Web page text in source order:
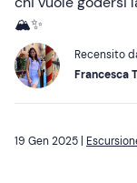
🏔️✨
Recensito
Francesca
19 Gen 2025 |